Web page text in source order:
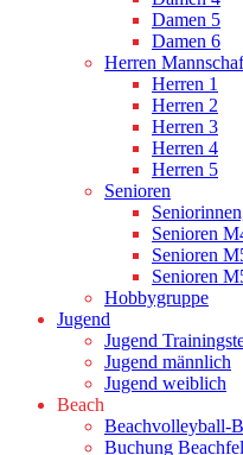
Damen 5
Damen 6
Herren
Herren 1
Herren 2
Herren 3
Herren 4
Herren 5
Senioren
Senioren
Senioren
Senioren
Hobbygruppe
Jugend
Jugend
Jugend männlich
Jugend weiblich
Beach
Beachvolleyball-
Buchung